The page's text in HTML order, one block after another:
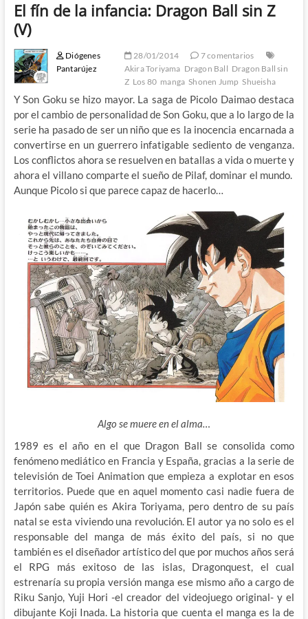
El fín de la infancia: Dragon Ball sin Z
(V)
Diógenes
Pantarújez
28/01/2014
7 comentarios
Akira Toriyama Dragon Ball Dragon Ball sin
Z Los 80 manga Shonen Jump Shueisha
Y Son Goku se hizo mayor. La saga de Picolo Daimao destaca
por el cambio de personalidad de Son Goku, que a lo largo de la
serie ha pasado de ser un niño que es la inocencia encarnada a
convertirse en un guerrero infatigable sediento de venganza.
Los conflictos ahora se resuelven en batallas a vida o muerte y
ahora el villano comparte el sueño de Pilaf, dominar el mundo.
Aunque Picolo si que parece capaz de hacerlo…
Algo se muere en el alma…
1989 es el año en el que Dragon Ball se consolida como
fenómeno mediático en Francia y España, gracias a la serie de
televisión de Toei Animation que empieza a explotar en esos
territorios. Puede que en aquel momento casi nadie fuera de
Japón sabe quiénes Akira Toriyama, pero dentro de su país
natal se esta viviendo una revolución. El autor ya no solo es el
responsable del manga de más éxito del país, si no que
también es el diseñador artístico del que por muchos años será
el RPG más exitoso de las islas, Dragonquest, el cual
estrenaría su propia versión manga ese mismo año a cargo de
Riku Sanjo, Yuji Hori -el creador del videojuego original- y el
dibujante Koji Inada. La historia que cuenta el manga es la de